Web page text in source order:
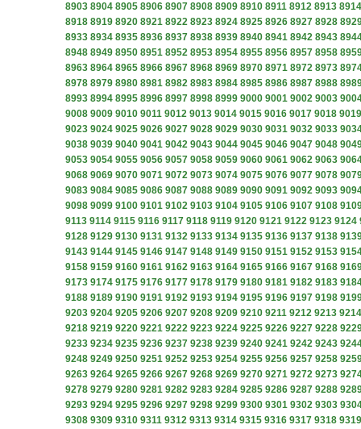
8903 8904 8905 8906 8907 8908 8909 8910 8911 8912 8913 8914
8918 8919 8920 8921 8922 8923 8924 8925 8926 8927 8928
8933 8934 8935 8936 8937 8938 8939 8940 8941 8942 8943
8948 8949 8950 8951 8952 8953 8954 8955 8956 8957 8958
8963 8964 8965 8966 8967 8968 8969 8970 8971 8972 8973
8978 8979 8980 8981 8982 8983 8984 8985 8986 8987 8988
8993 8994 8995 8996 8997 8998 8999 9000 9001 9002 9003
9008 9009 9010 9011 9012 9013 9014 9015 9016 9017 9018 9019
9023 9024 9025 9026 9027 9028 9029 9030 9031 9032 9033
9038 9039 9040 9041 9042 9043 9044 9045 9046 9047 9048
9053 9054 9055 9056 9057 9058 9059 9060 9061 9062 9063
9068 9069 9070 9071 9072 9073 9074 9075 9076 9077 9078
9083 9084 9085 9086 9087 9088 9089 9090 9091 9092 9093
9098 9099 9100 9101 9102 9103 9104 9105 9106 9107 9108
9113 9114 9115 9116 9117 9118 9119 9120 9121 9122 9123 9124
9128 9129 9130 9131 9132 9133 9134 9135 9136 9137 9138
9143 9144 9145 9146 9147 9148 9149 9150 9151 9152 9153
9158 9159 9160 9161 9162 9163 9164 9165 9166 9167 9168
9173 9174 9175 9176 9177 9178 9179 9180 9181 9182 9183
9188 9189 9190 9191 9192 9193 9194 9195 9196 9197 9198
9203 9204 9205 9206 9207 9208 9209 9210 9211 9212 9213 9214
9218 9219 9220 9221 9222 9223 9224 9225 9226 9227 9228
9233 9234 9235 9236 9237 9238 9239 9240 9241 9242 9243
9248 9249 9250 9251 9252 9253 9254 9255 9256 9257 9258
9263 9264 9265 9266 9267 9268 9269 9270 9271 9272 9273
9278 9279 9280 9281 9282 9283 9284 9285 9286 9287 9288
9293 9294 9295 9296 9297 9298 9299 9300 9301 9302 9303
9308 9309 9310 9311 9312 9313 9314 9315 9316 9317 9318 9319